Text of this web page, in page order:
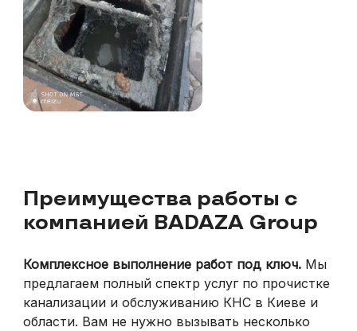
Преимущества работы с
компанией BADAZA Group
Комплексное выполнение работ под ключ.Мы
предлагаем полный спектр услуг по прочистке
канализации и обслуживанию КНС в Киеве и
области. Вам не нужно вызывать несколько